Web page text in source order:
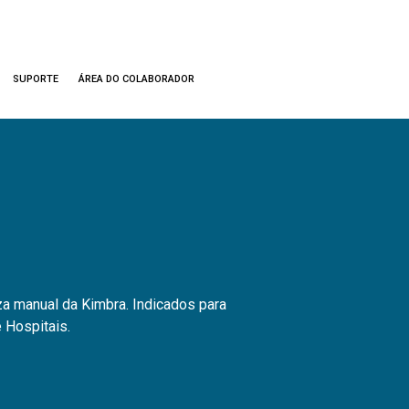
SUPORTE ÁREA DO COLABORADOR
manual da Kimbra. Indicados para
Hospitais.